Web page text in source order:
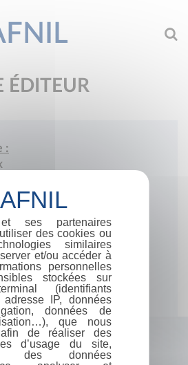
ÉDITEUR
:
2
ses partenaires
des cookies ou
similaires
et/ou accéder à
personnelles
stockées sur
(identifiants
adresse IP, données
données de
que nous
de réaliser des
d’usage du site,
des données